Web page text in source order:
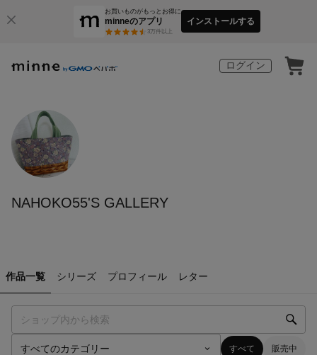
お買いものがもっとお得に
minneのアプリ
3万件以上
インストールする
ログイン
NAHOKO55'S GALLERY
作品一覧 シリーズ プロフィール レター
すべて 販売中